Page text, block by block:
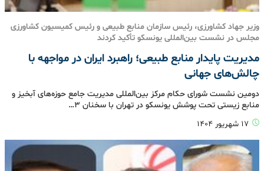
وزیر جهاد کشاورزی، رئیس سازمان منابع طبیعی و رئیس کمیسیون کشاورزی
مجلس در نشست بین‌المللی یونسکو تأکید کردند
مدیریت پایدار منابع طبیعی؛ راهبرد ایران در مواجهه با
چالش‌های جهانی
دومین نشست شورای حکام مرکز بین‌المللی مدیریت جامع حوزه‌های آبخیز و
منابع زیستی تحت پوشش یونسکو در تهران با سخنان 3…
۱۷ شهریور ۱۴۰۴